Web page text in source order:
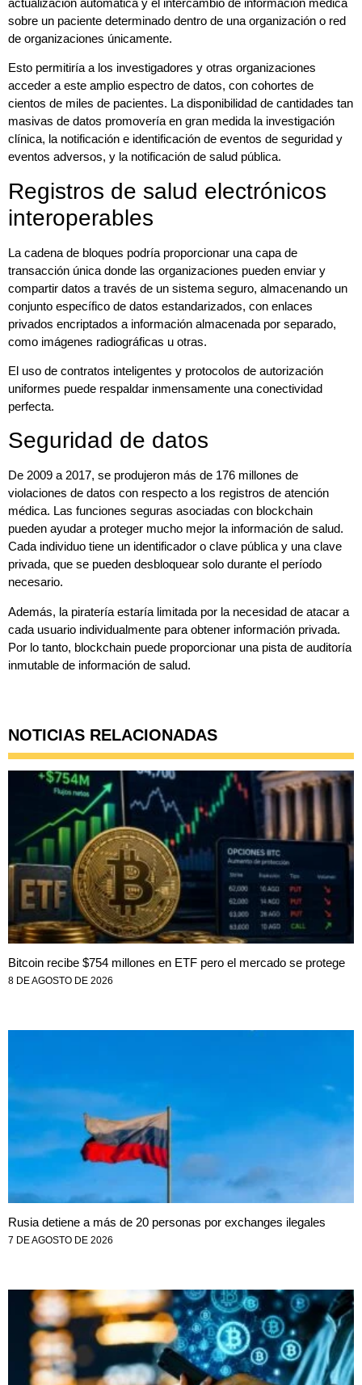
sobre un paciente determinado dentro de una organización o red
de organizaciones únicamente.
Esto permitiría a los investigadores y otras organizaciones
acceder a este amplio espectro de datos, con cohortes de
cientos de miles de pacientes. La disponibilidad de cantidades tan
masivas de datos promovería en gran medida la investigación
clínica, la notificación e identificación de eventos de seguridad y
eventos adversos, y la notificación de salud pública.
Registros de salud electrónicos
interoperables
La cadena de bloques podría proporcionar una capa de
transacción única donde las organizaciones pueden enviar y
compartir datos a través de un sistema seguro, almacenando un
conjunto específico de datos estandarizados, con enlaces
privados encriptados a información almacenada por separado,
como imágenes radiográficas u otras.
El uso de contratos inteligentes y protocolos de autorización
uniformes puede respaldar inmensamente una conectividad
perfecta.
Seguridad de datos
De 2009 a 2017, se produjeron más de 176 millones de
violaciones de datos con respecto a los registros de atención
médica. Las funciones seguras asociadas con blockchain
pueden ayudar a proteger mucho mejor la información de salud.
Cada individuo tiene un identificador o clave pública y una clave
privada, que se pueden desbloquear solo durante el período
necesario.
Además, la piratería estaría limitada por la necesidad de atacar a
cada usuario individualmente para obtener información privada.
Por lo tanto, blockchain puede proporcionar una pista de auditoría
inmutable de información de salud.
NOTICIAS RELACIONADAS
Bitcoin recibe $754 millones en ETF pero el mercado se protege
8 DE AGOSTO DE 2026
Rusia detiene a más de 20 personas por exchanges ilegales
7 DE AGOSTO DE 2026